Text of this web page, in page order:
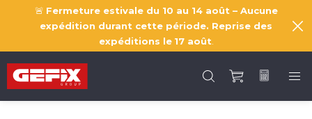
🚨 Fermeture estivale du 10 au 14 août – Aucune
expédition durant cette période. Reprise des
expéditions le 17 août